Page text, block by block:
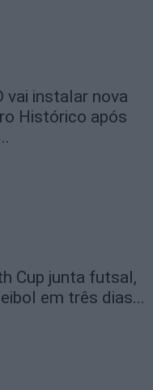
vai instalar nova
Histórico após
Cup junta futsal,
em três dias...